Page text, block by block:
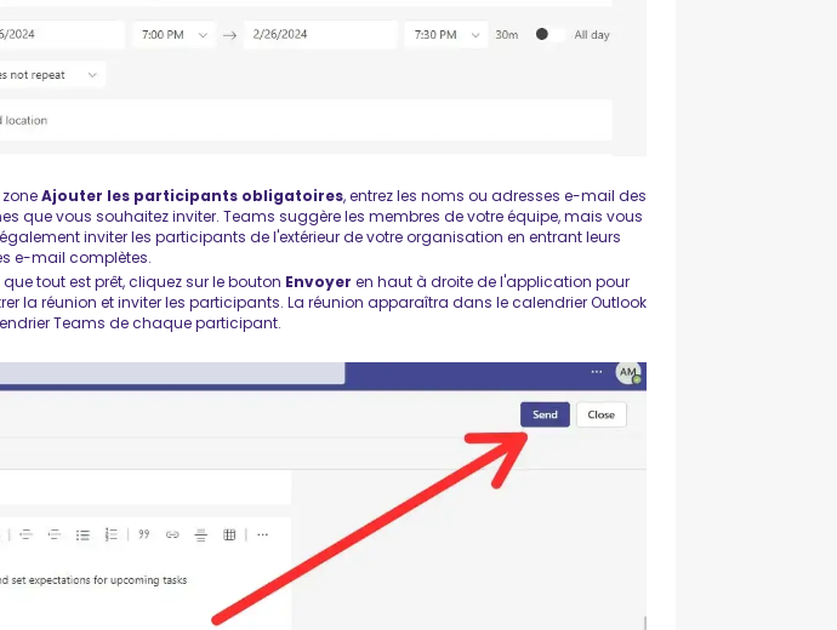
zoneAjouter les participants obligatoires, entrez les noms ou adresses e-mail des
que vous souhaitez inviter. Teams suggère les membres de votre équipe, mais vous
inviter les participants de l'extérieur de votre organisation en entrant leurs
e-mail complètes.
que tout est prêt, cliquez sur le bouton Envoyer en haut à droite de l'application pour
la réunion et inviter les participants. La réunion apparaîtra dans le calendrier Outlook
Teams de chaque participant.